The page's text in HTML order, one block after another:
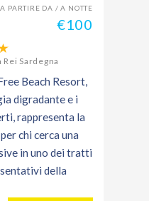
A PARTIRE DA / A NOTTE
€100
Sardegna
Beach Resort,
digradante e i
rappresenta la
chi cerca una
in uno dei tratti
della